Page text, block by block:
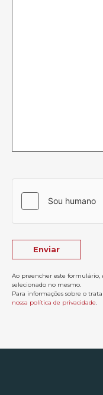
Ao preencher este formulário,
selecionado no mesmo.
Para informações sobre o
nossa política de privacidade.